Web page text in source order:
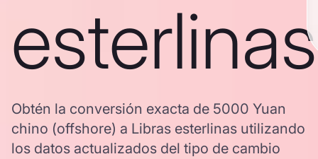
esterlinas
Obtén la conversión exacta de 5000 Yuan
chino (offshore) a Libras esterlinas utilizando
los datos actualizados del tipo de cambio